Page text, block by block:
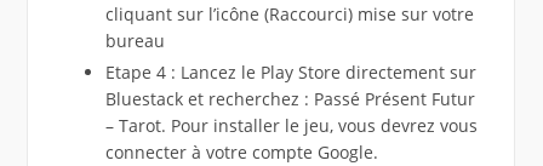
cliquant sur l’icône (Raccourci) mise sur votre
bureau
Etape 4 : Lancez le Play Store directement sur
Bluestack et recherchez : Passé Présent Futur
– Tarot. Pour installer le jeu, vous devrez vous
connecter à votre compte Google.